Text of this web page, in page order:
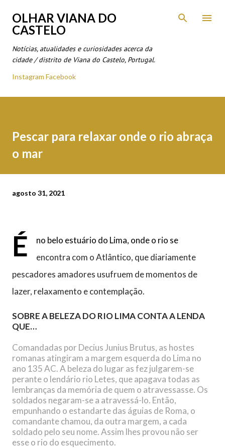
Avançar para o conteúdo principal
OLHAR VIANA DO
CASTELO
Notícias, atualidades e curiosidades acerca da
cidade / distrito de Viana do Castelo, Portugal.
Instagram Facebook
Pescar para relaxar onde o rio abraça
o mar
agosto 31, 2021
É
no belo estuário do Lima, onde o rio se
encontra com o Atlântico, que diariamente
pescadores amadores usufruem de momentos de
lazer, relaxamento e contemplação.
SOBRE A BELEZA DO RIO LIMA CONTA A LENDA
QUE…
Comandadas por Decius Junius Brutus, as hostes
romanas atingiram a margem esquerda do Lima no
ano 135 AC. A beleza do lugar as fez julgarem-se
perante o lendário rio Letes, que apagava todas as
lembranças da memória de quem o atravessasse. Os
soldados negaram-se a atravessá-lo. Então,
empunhando o estandarte das águias de Roma, o
comandante chamou, da outra margem, a cada
soldado pelo seu nome. Assim lhes provou não ser
esse o rio do esquecimento.